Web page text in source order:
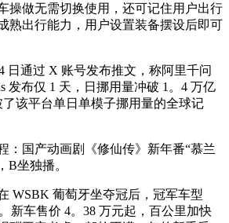
做无需切换使用，还可记住用户出行
熟出行能力，用户设置装备摆设后即可
通过 X 账号发布推文，称阿里千问
发布仅 1 天，日挪用量冲破 1。4 万亿
了该平台单日单模子挪用量的全球记
国产动画剧《修仙传》新年番“慕兰
B坐独播。
葡萄牙坐夺冠后，冠军车型
新车售价 4。38 万元起，百公里加快